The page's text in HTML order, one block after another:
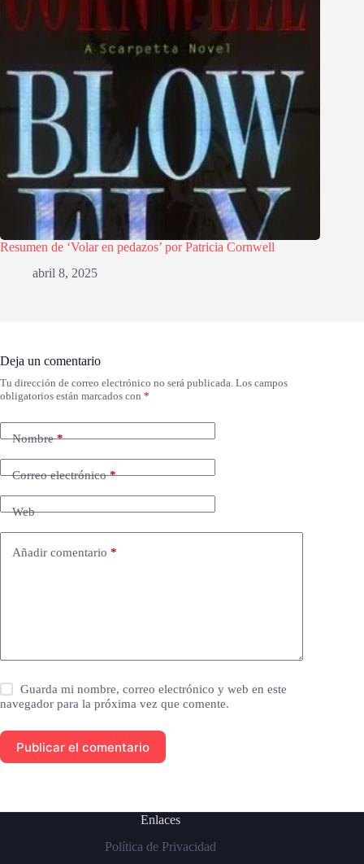
Resumen de ‘Volar en pedazos’ por Patricia Cornwell
abril 8, 2025
Deja un comentario
Tu dirección de correo electrónico no será publicada. Los campos
obligatorios están marcados con *
Nombre*
Correo electrónico*
Web
Añadir comentario *
Guarda mi nombre, correo electrónico y web en este
navegador para la próxima vez que comente.
Publicar el comentario
Enlaces
Política de Privacidad